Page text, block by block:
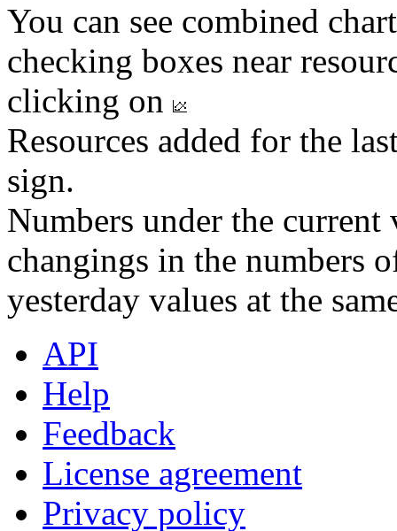
You can see combined
checking boxes near
clicking on
Resources added for the
sign.
Numbers under the
changings in the numbers
yesterday values at the
API
Help
Feedback
License agreement
Privacy policy